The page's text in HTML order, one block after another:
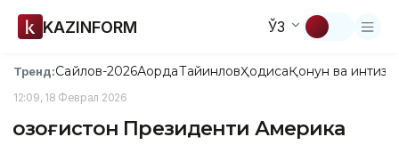
KAZINFORM ЎЗ
Тренд:Сайлов-2026АқордаТайинловҲодисаҚонун ва
12:09, 18 Феврал 2026
Қозоғистон Президенти Америка